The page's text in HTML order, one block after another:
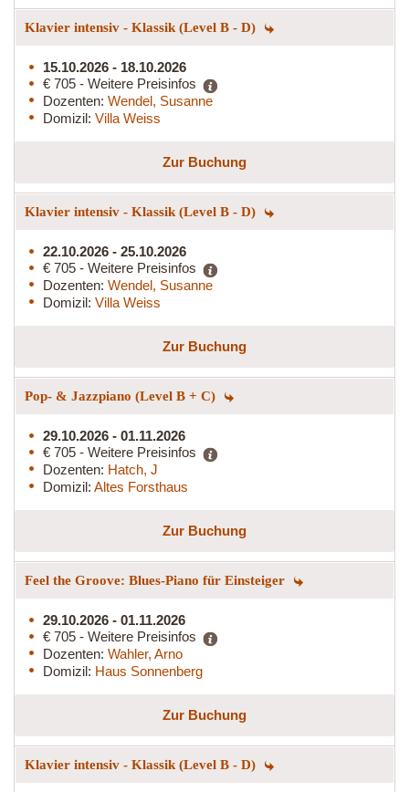
Klavier intensiv - Klassik (Level B - D)
15.10.2026 - 18.10.2026
€ 705 - Weitere Preisinfos
Dozenten: Wendel, Susanne
Domizil: Villa Weiss
Zur Buchung
Klavier intensiv - Klassik (Level B - D)
22.10.2026 - 25.10.2026
€ 705 - Weitere Preisinfos
Dozenten: Wendel, Susanne
Domizil: Villa Weiss
Zur Buchung
Pop- & Jazzpiano (Level B + C)
29.10.2026 - 01.11.2026
€ 705 - Weitere Preisinfos
Dozenten: Hatch, J
Domizil: Altes Forsthaus
Zur Buchung
Feel the Groove: Blues-Piano für Einsteiger
29.10.2026 - 01.11.2026
€ 705 - Weitere Preisinfos
Dozenten: Wahler, Arno
Domizil: Haus Sonnenberg
Zur Buchung
Klavier intensiv - Klassik (Level B - D)